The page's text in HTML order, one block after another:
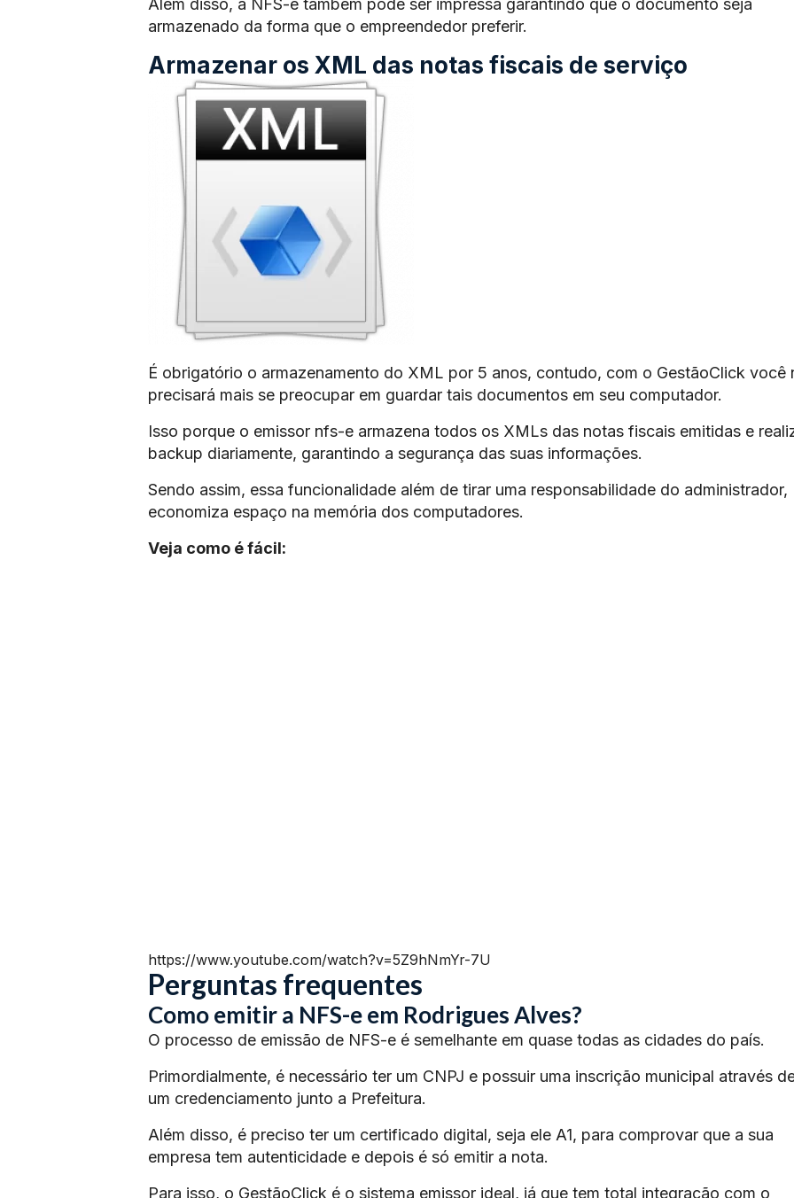
Além disso, a NFS-e também pode ser impressa garantindo que o documento seja
armazenado da forma que o empreendedor preferir.
Armazenar os XML das notas fiscais de serviço
É obrigatório o armazenamento do XML por 5 anos, contudo, com o GestãoClick você
precisará mais se preocupar em guardar tais documentos em seu computador.
Isso porque o emissor nfs-e armazena todos os XMLs das notas fiscais emitidas e
backup diariamente, garantindo a segurança das suas informações.
Sendo assim, essa funcionalidade além de tirar uma responsabilidade do administrador,
economiza espaço na memória dos computadores.
Veja como é fácil:
https://www.youtube.com/watch?v=5Z9hNmYr-7U
Perguntas frequentes
Como emitir a NFS-e em Rodrigues Alves?
O processo de emissão de NFS-e é semelhante em quase todas as cidades do país.
Primordialmente, é necessário ter um CNPJ e possuir uma inscrição municipal através
um credenciamento junto a Prefeitura.
Além disso, é preciso ter um certificado digital, seja ele A1, para comprovar que a sua
empresa tem autenticidade e depois é só emitir a nota.
Para isso, o GestãoClick é o sistema emissor ideal, já que tem total integração com o